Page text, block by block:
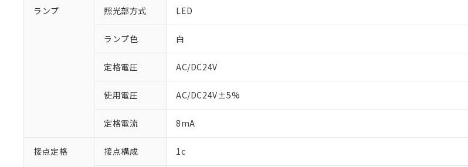
ランプ 照光部方式 LED
ランプ色 白
定格電圧 AC/DC24V
使用電圧 AC/DC24V±5%
定格電流 8mA
接点定格 接点構成 1c
※1 対応状況